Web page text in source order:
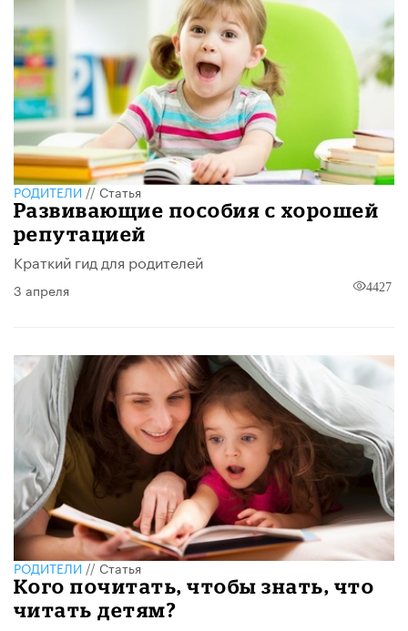
РОДИТЕЛИ//Статья
Развивающие пособия с хорошей
репутацией
Краткий гид для родителей
3 апреля 4427
РОДИТЕЛИ//Статья
Кого почитать, чтобы знать, что
читать детям?